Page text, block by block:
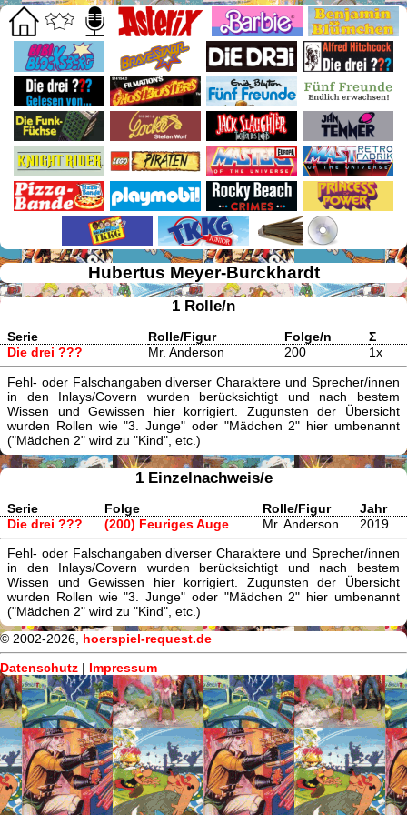
Hubertus Meyer-Burckhardt
1 Rolle/n
Serie Rolle/Figur Folge/n
Σ
Die drei ???
Mr. Anderson 200 1x
Fehl- oder Falschangaben diverser Charaktere und Sprecher/innen
in den Inlays/Covern wurden berücksichtigt und nach bestem
Wissen und Gewissen hier korrigiert. Zugunsten der Übersicht
wurden Rollen wie "3. Junge" oder "Mädchen 2" hier umbenannt
("Mädchen 2" wird zu "Kind", etc.)
1 Einzelnachweis/e
Serie Folge Rolle/Figur
Jahr
Die drei ???
(200) Feuriges Auge Mr. Anderson 2019
Fehl- oder Falschangaben diverser Charaktere und Sprecher/innen
in den Inlays/Covern wurden berücksichtigt und nach bestem
Wissen und Gewissen hier korrigiert. Zugunsten der Übersicht
wurden Rollen wie "3. Junge" oder "Mädchen 2" hier umbenannt
("Mädchen 2" wird zu "Kind", etc.)
© 2002-2026, hoerspiel-request.de
Datenschutz | Impressum